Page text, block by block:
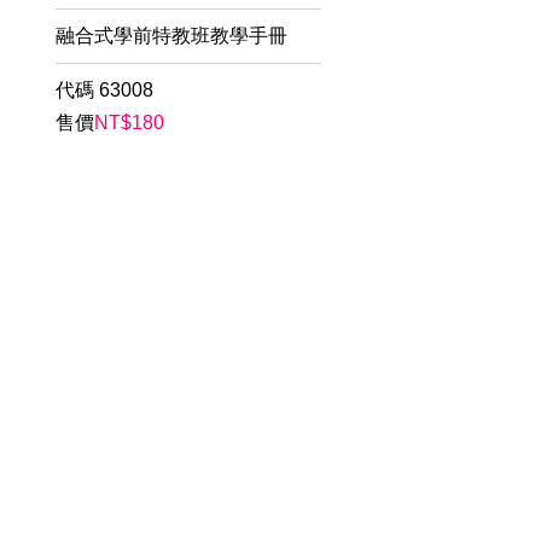
融合式學前特教班教學手冊
代碼 63008
售價NT$180